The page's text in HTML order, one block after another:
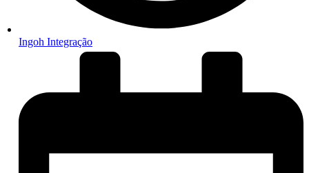
Ingoh Integração